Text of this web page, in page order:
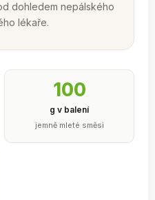
dohledem nepálského
lékaře.
100
g v balení
jemně mleté směsi